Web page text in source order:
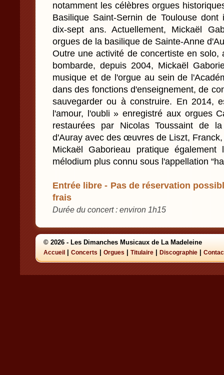
notamment les célèbres orgues
Basilique Saint-Sernin de Toulouse
dix-sept ans. Actuellement, Mickaël
orgues de la basilique de Sainte-Anne
Outre une activité de concertiste en solo,
bombarde, depuis 2004, Mickaël
musique et de l'orgue au sein de
dans des fonctions d'enseignement, de
sauvegarder ou à construire. En 2014,
l'amour, l'oubli » enregistré aux orgues
restaurées par Nicolas Toussaint de
d'Auray avec des œuvres de Liszt,
Mickaël Gaborieau pratique
mélodium plus connu sous l'appellation
Entrée libre - Pas de réservation
frais
Durée du concert : environ 1h15
© 2026 - Les Dimanches Musicaux de La Madeleine
Accueil Concerts Orgues Titulaire Discographie